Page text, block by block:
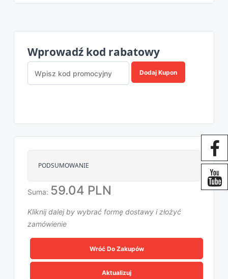
Wprowadź kod rabatowy
Dodaj Kupon
PODSUMOWANIE
Suma: 59.04 PLN
Kliknij dalej by wybrać formę dostawy i złożyć
zamówienie
Wróć Do Zakupów
Aktualizuj